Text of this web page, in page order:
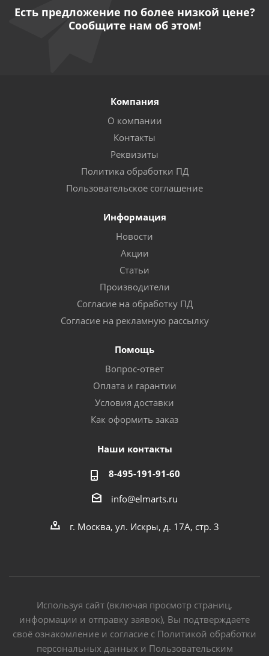
Есть предложение по более низкой цене?
Сообщите нам об этом!
Компания
О компании
Контакты
Реквизиты
Политика обработки ПД
Пользовательское соглашение
Информация
Новости
Акции
Статьи
Производители
Согласие на обработку ПД
Согласие на рекламную рассылку
Помощь
Вопрос-ответ
Оплата и гарантии
Условия доставки
Как оформить заказ
Наши контакты
8-495-191-91-60
info@elmarts.ru
г. Москва, ул. Искры, д. 17А, стр. 3
Используя сайт (включая просмотр страниц,
информации и отправку заявок), Вы подтверждаете
своё ознакомление и согласие с Политикой обработки
персональных данных и Пользовательским